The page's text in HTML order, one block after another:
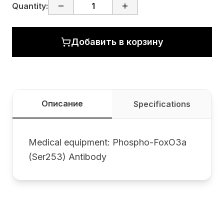
Quantity:
Добавить в корзину
Описание Specifications
Medical equipment: Phospho-FoxO3a
(Ser253) Antibody